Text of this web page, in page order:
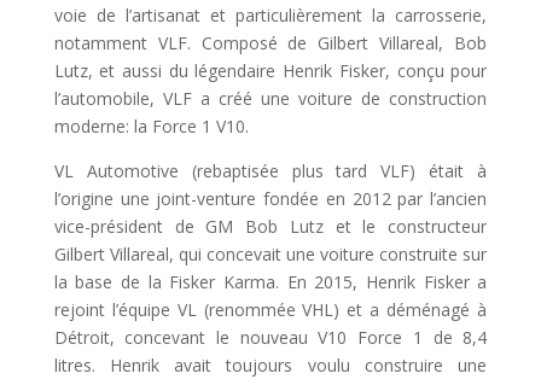
voie de l’artisanat et particulièrement la carrosserie,
notamment VLF. Composé de Gilbert Villareal, Bob
Lutz, et aussi du légendaire Henrik Fisker, conçu pour
l’automobile, VLF a créé une voiture de construction
moderne: la Force 1 V10.
VL Automotive (rebaptisée plus tard VLF) était à
l’origine une joint-venture fondée en 2012 par l’ancien
vice-président de GM Bob Lutz et le constructeur
Gilbert Villareal, qui concevait une voiture construite sur
la base de la Fisker Karma. En 2015, Henrik Fisker a
rejoint l’équipe VL (renommée VHL) et a déménagé à
Détroit, concevant le nouveau V10 Force 1 de 8,4
litres. Henrik avait toujours voulu construire une